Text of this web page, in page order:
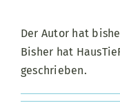
Der Autor hat
Bisher hat
geschrieben.